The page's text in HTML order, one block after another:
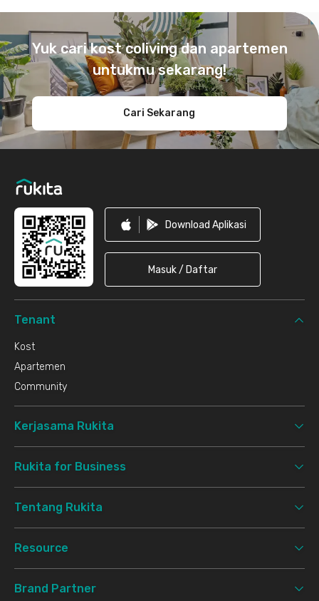
Yuk cari kost coliving dan apartemen
untukmu sekarang!
Cari Sekarang
Download Aplikasi
Masuk / Daftar
Tenant
Kost
Apartemen
Community
Kerjasama Rukita
Rukita for Business
Tentang Rukita
Resource
Brand Partner